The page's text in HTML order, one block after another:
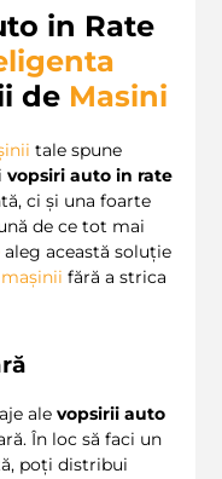
in Rate
de Masini
tale spune
vopsiri auto in rate
ci și una foarte
de ce tot mai
aleg această soluție
fără a strica
ale vopsirii auto
În loc să faci un
poți distribui